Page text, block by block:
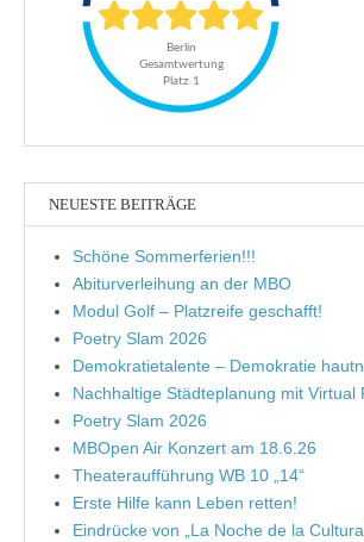
NEUESTE BEITRÄGE
Schöne Sommerferien!!!
Abiturverleihung an der MBO
Modul Golf – Platzreife geschafft!
Poetry Slam 2026
Demokratietalente – Demokratie
Nachhaltige Städteplanung mit Virtual
Poetry Slam 2026
MBOpen Air Konzert am 18.6.26
Theateraufführung WB 10 „14“
Erste Hilfe kann Leben retten!
Eindrücke von „La Noche de la